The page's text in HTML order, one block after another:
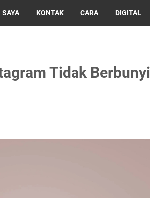
SAYA KONTAK CARA DIGITAL
Tidak Berbunyi